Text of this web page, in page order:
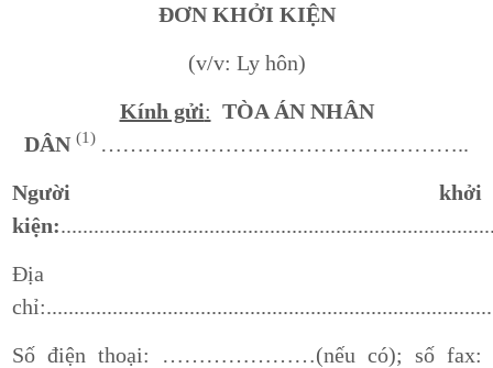
ĐƠN KHỞI KIỆN
(v/v: Ly hôn)
Kính gửi: TÒA ÁN NHÂN
DÂN (1) ………………………………….………..
Người khởi
kiện:
Địa
Số điện thoại: …………………(nếu có); số fax: